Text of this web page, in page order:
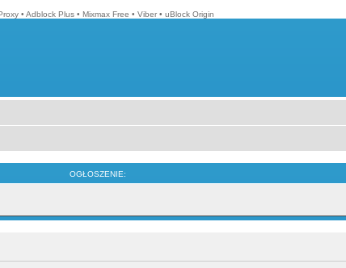
• Adblock Plus • Mixmax Free • Viber • uBlock Origin
OGŁOSZENIE: